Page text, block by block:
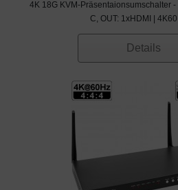
4K 18G KVM-Präsentaionsumschalter
C, OUT: 1xHDMI |
Details